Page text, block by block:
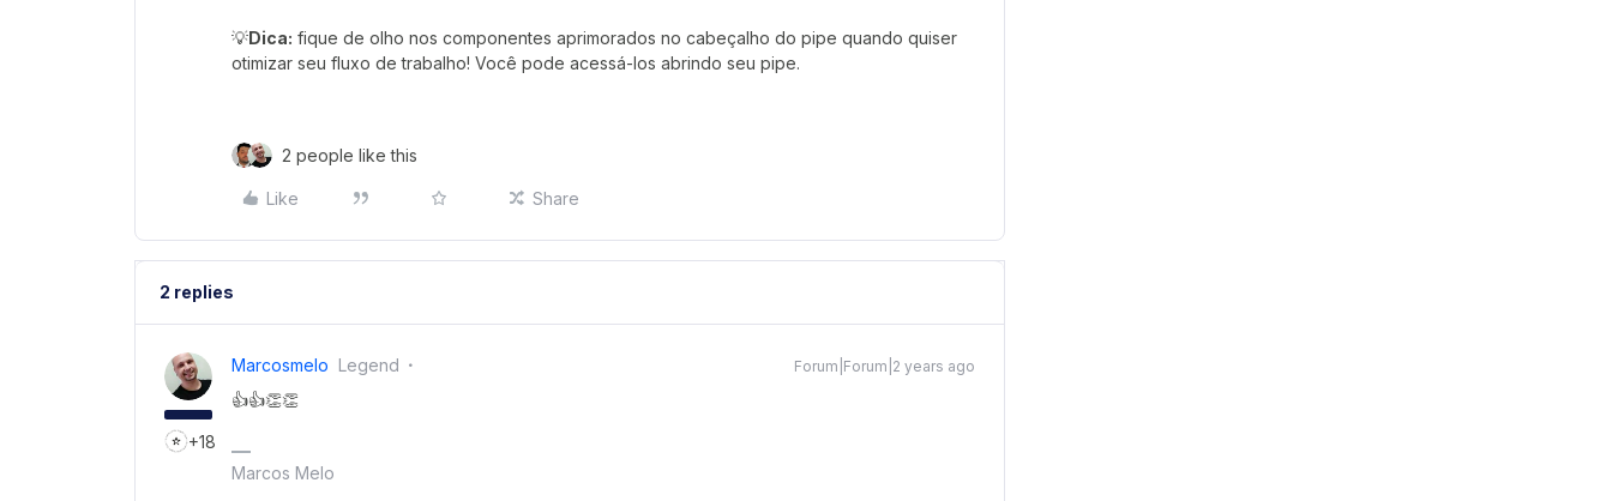
💡Dica: fique de olho nos componentes aprimorados no cabeçalho do pipe quando quiser
otimizar seu fluxo de trabalho! Você pode acessá-los abrindo seu pipe.
2 people like this
Like Share
2 replies
+18
Marcosmelo Legend Forum|Forum|2 years ago
👍👍👏👏
Marcos Melo